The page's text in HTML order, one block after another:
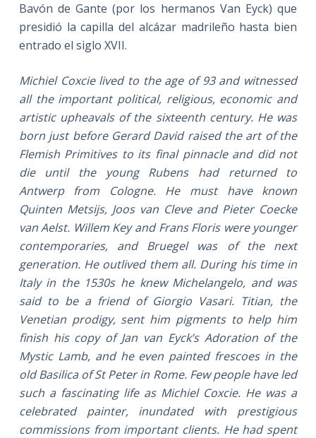
Bavón de Gante (por los hermanos Van Eyck) que
presidió la capilla del alcázar madrileño hasta bien
entrado el siglo XVII.
Michiel Coxcie lived to the age of 93 and witnessed
all the important political, religious, economic and
artistic upheavals of the sixteenth century. He was
born just before Gerard David raised the art of the
Flemish Primitives to its final pinnacle and did not
die until the young Rubens had returned to
Antwerp from Cologne. He must have known
Quinten Metsijs, Joos van Cleve and Pieter Coecke
van Aelst. Willem Key and Frans Floris were younger
contemporaries, and Bruegel was of the next
generation. He outlived them all. During his time in
Italy in the 1530s he knew Michelangelo, and was
said to be a friend of Giorgio Vasari. Titian, the
Venetian prodigy, sent him pigments to help him
finish his copy of Jan van Eyck’s Adoration of the
Mystic Lamb, and he even painted frescoes in the
old Basilica of St Peter in Rome. Few people have led
such a fascinating life as Michiel Coxcie. He was a
celebrated painter, inundated with prestigious
commissions from important clients. He had spent